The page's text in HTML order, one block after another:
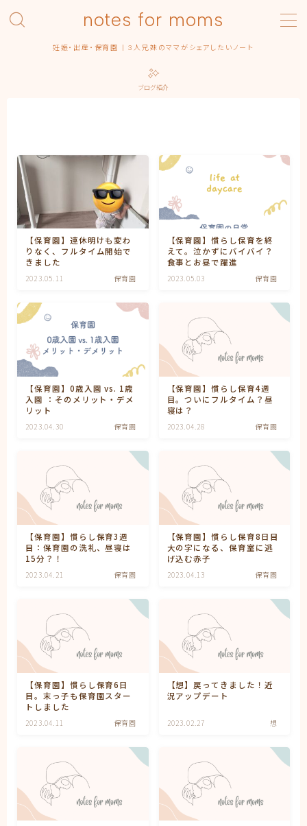
notes for moms
妊娠・出産・保育園 | 3人兄妹のママがシェアしたいノート
MENU
みんなの出産エピソード
保育園
出産
出産準備
出産記録
まるっ子
弟くん
末っ子ちゃん
妊娠
妊娠中期
妊娠初期
妊娠後期
子育て
有料記事の決済完了ページ
運営者情報
ブログ紹介
【保育園】連休明けも変わ
りなく、フルタイム開始で
きました
2023.05.11 保育園
【保育園】慣らし保育を終
えて。泣かずにバイバイ？
食事とお昼で躍進
2023.05.03 保育園
【保育園】0歳入園 vs. 1歳
入園 ：そのメリット・デメ
リット
2023.04.30 保育園
【保育園】慣らし保育4週
目。ついにフルタイム？昼
寝は？
2023.04.28 保育園
【保育園】慣らし保育3週
目：保育園の洗礼、昼寝は
15分？！
2023.04.21 保育園
【保育園】慣らし保育8日目
大の字になる、保育室に逃
げ込む赤子
2023.04.13 保育園
【保育園】慣らし保育6日
目。末っ子も保育園スター
トしました
2023.04.11 保育園
【想】戻ってきました！近
況アップデート
2023.02.27 想